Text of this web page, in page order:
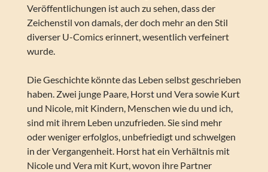
Veröffentlichungen ist auch zu sehen, dass der
Zeichenstil von damals, der doch mehr an den Stil
diverser U-Comics erinnert, wesentlich verfeinert
wurde.
Die Geschichte könnte das Leben selbst geschrieben
haben. Zwei junge Paare, Horst und Vera sowie Kurt
und Nicole, mit Kindern, Menschen wie du und ich,
sind mit ihrem Leben unzufrieden. Sie sind mehr
oder weniger erfolglos, unbefriedigt und schwelgen
in der Vergangenheit. Horst hat ein Verhältnis mit
Nicole und Vera mit Kurt, wovon ihre Partner